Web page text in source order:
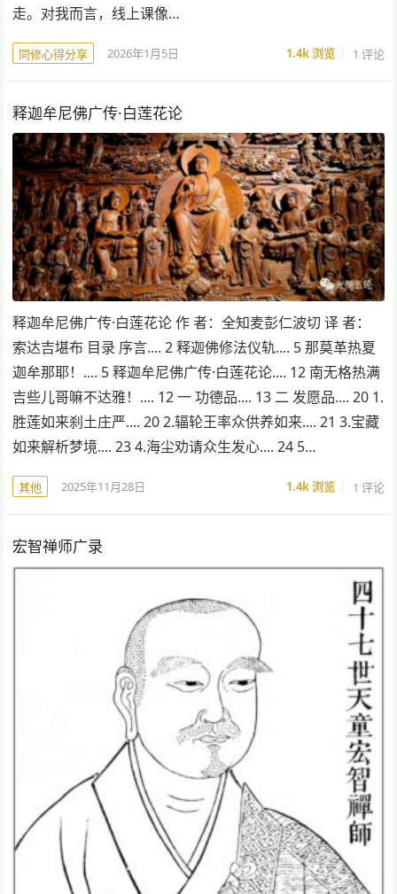
走。对我而言，线上课像…
同修心得分享 2026年1月5日 1.4k浏览 1 评论
释迦牟尼佛广传·白莲花论
释迦牟尼佛广传·白莲花论 作 者：全知麦彭仁波切 译 者：
索达吉堪布 目录 序言.... 2 释迦佛修法仪轨.... 5 那莫革热夏
迦牟那耶！.... 5 释迦牟尼佛广传·白莲花论.... 12 南无格热满
吉些儿哥嘛不达雅！.... 12 一 功德品.... 13 二 发愿品.... 20 1.
胜莲如来刹土庄严.... 20 2.辐轮王率众供养如来.... 21 3.宝藏
如来解析梦境.... 23 4.海尘劝请众生发心.... 24 5…
其他 2025年11月28日 1.4k浏览 1 评论
宏智禅师广录